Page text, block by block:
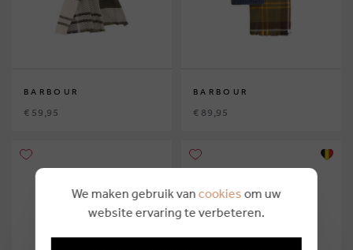
BARBOUR
€ 59,95
BARBOUR
€ 89,95
We maken gebruik van cookies om uw
website ervaring te verbeteren.